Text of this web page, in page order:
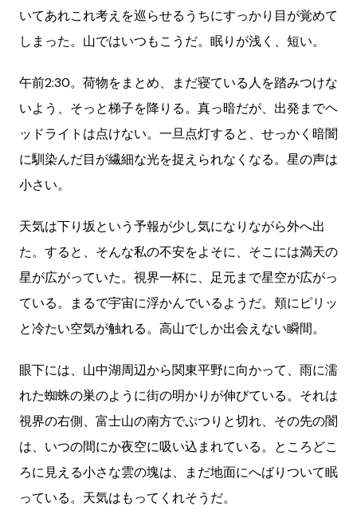
いてあれこれ考えを巡らせるうちにすっかり目が覚めて
しまった。山ではいつもこうだ。眠りが浅く、短い。
午前2:30。荷物をまとめ、まだ寝ている人を踏みつけな
いよう、そっと梯子を降りる。真っ暗だが、出発までヘ
ッドライトは点けない。一旦点灯すると、せっかく暗闇
に馴染んだ目が繊細な光を捉えられなくなる。星の声は
小さい。
天気は下り坂という予報が少し気になりながら外へ出
た。すると、そんな私の不安をよそに、そこには満天の
星が広がっていた。視界一杯に、足元まで星空が広がっ
ている。まるで宇宙に浮かんでいるようだ。頬にピリッ
と冷たい空気が触れる。高山でしか出会えない瞬間。
眼下には、山中湖周辺から関東平野に向かって、雨に濡
れた蜘蛛の巣のように街の明かりが伸びている。それは
視界の右側、富士山の南方でぷつりと切れ、その先の闇
は、いつの間にか夜空に吸い込まれている。ところどこ
ろに見える小さな雲の塊は、まだ地面にへばりついて眠
っている。天気はもってくれそうだ。